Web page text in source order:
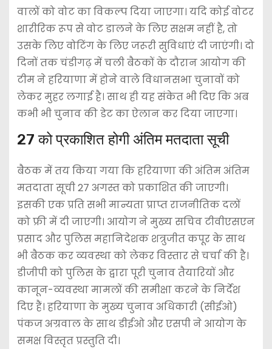
वालों को वोट का विकल्प दिया जाएगा। यदि कोई वोटर
शारीरिक रूप से वोट डालने के लिए सक्षम नहीं है, तो
उसके लिए वोटिंग के लिए जरूरी सुविधाएं दी जाएंगी। दो
दिनों तक चंडीगढ़ में चली बैठकों के दौरान आयोग की
टीम ने हरियाणा में होने वाले विधानसभा चुनावों को
लेकर मुहर लगाई है। साथ ही यह संकेत भी दिए कि अब
कभी भी चुनाव की डेट का ऐलान कर दिया जाएगा।
27 को प्रकाशित होगी अंतिम मतदाता सूची
बैठक में तय किया गया कि हरियाणा की अंतिम अंतिम
मतदाता सूची 27 अगस्त को प्रकाशित की जाएगी।
इसकी एक प्रति सभी मान्यता प्राप्त राजनीतिक दलों
को फ्री में दी जाएगी। आयोग ने मुख्य सचिव टीवीएसएन
प्रसाद और पुलिस महानिदेशक शत्रुजीत कपूर के साथ
भी बैठक कर व्यवस्था को लेकर विस्तार से चर्चा की है।
डीजीपी को पुलिस के द्वारा पूरी चुनाव तैयारियों और
कानून-व्यवस्था मामलों की समीक्षा करने के निर्देश
दिए हैं। हरियाणा के मुख्य चुनाव अधिकारी (सीईओ)
पंकज अग्रवाल के साथ डीईओ और एसपी ने आयोग के
समक्ष विस्तृत प्रस्तुति दी।